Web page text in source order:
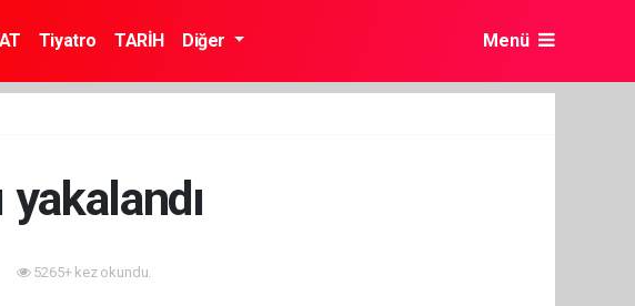
Tiyatro TARİH Diğer Menü
5265+ kez okundu.